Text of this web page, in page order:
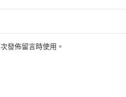
發佈留言時使用。